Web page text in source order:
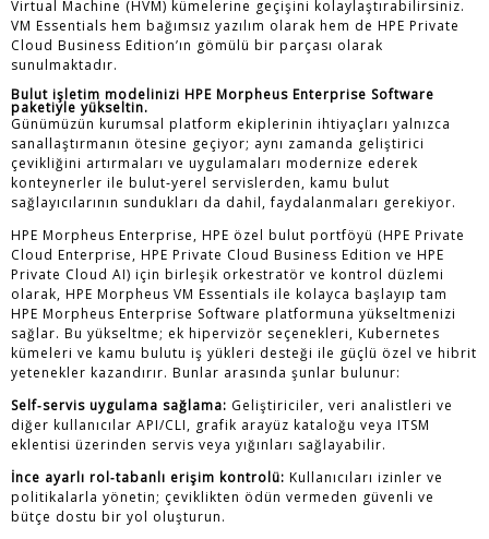
Virtual Machine (HVM) kümelerine geçişini kolaylaştırabilirsiniz.
VM Essentials hem bağımsız yazılım olarak hem de HPE Private
Cloud Business Edition’ın gömülü bir parçası olarak
sunulmaktadır.
Bulut işletim modelinizi HPE Morpheus Enterprise Software
paketiyle yükseltin.
Günümüzün kurumsal platform ekiplerinin ihtiyaçları yalnızca
sanallaştırmanın ötesine geçiyor; aynı zamanda geliştirici
çevikliğini artırmaları ve uygulamaları modernize ederek
konteynerler ile bulut‑yerel servislerden, kamu bulut
sağlayıcılarının sundukları da dahil, faydalanmaları gerekiyor.
HPE Morpheus Enterprise, HPE özel bulut portföyü (HPE Private
Cloud Enterprise, HPE Private Cloud Business Edition ve HPE
Private Cloud AI) için birleşik orkestratör ve kontrol düzlemi
olarak, HPE Morpheus VM Essentials ile kolayca başlayıp tam
HPE Morpheus Enterprise Software platformuna yükseltmenizi
sağlar. Bu yükseltme; ek hipervizör seçenekleri, Kubernetes
kümeleri ve kamu bulutu iş yükleri desteği ile güçlü özel ve hibrit
yetenekler kazandırır. Bunlar arasında şunlar bulunur:
Self‑servis uygulama sağlama: Geliştiriciler, veri analistleri ve
diğer kullanıcılar API/CLI, grafik arayüz kataloğu veya ITSM
eklentisi üzerinden servis veya yığınları sağlayabilir.
İnce ayarlı rol‑tabanlı erişim kontrolü: Kullanıcıları izinler ve
politikalarla yönetin; çeviklikten ödün vermeden güvenli ve
bütçe dostu bir yol oluşturun.